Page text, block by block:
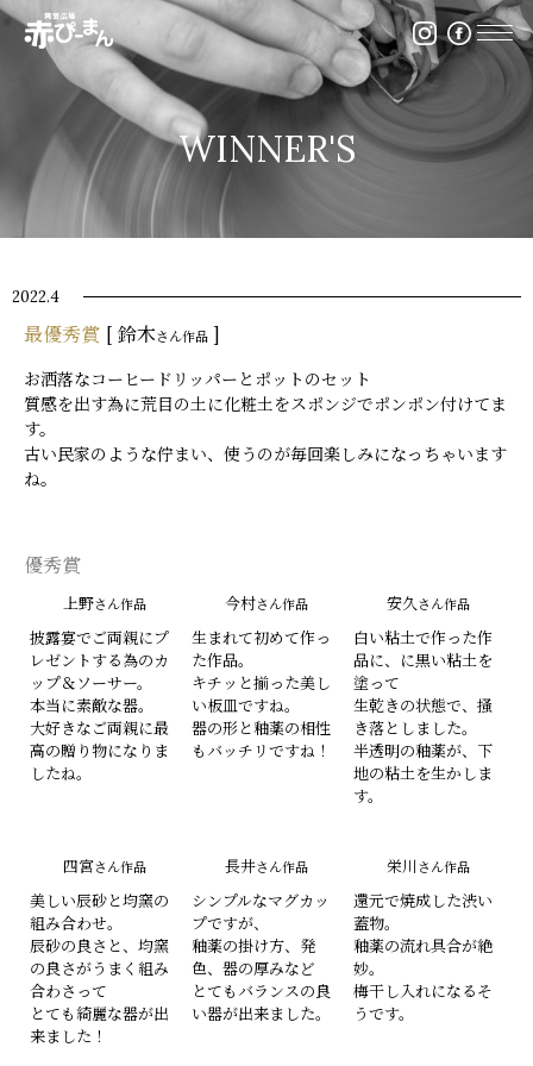
イベント・出張陶芸・体験陶芸は福岡市の陶芸教室赤
WINNER'S
2022.4
最優秀賞 [ 鈴木さん作品 ]
お洒落なコーヒードリッパーとポットのセット
質感を出す為に荒目の土に化粧土をスポンジでポンポン付けてま
す。
古い民家のような佇まい、使うのが毎回楽しみになっちゃいます
ね。
優秀賞
上野さん作品
披露宴でご両親にプ
レゼントする為のカ
ップ＆ソーサー。
本当に素敵な器。
大好きなご両親に最
高の贈り物になりま
したね。
今村さん作品
生まれて初めて作っ
た作品。
キチッと揃った美し
い板皿ですね。
器の形と釉薬の相性
もバッチリですね！
安久さん作品
白い粘土で作った作
品に、に黒い粘土を
塗って
生乾きの状態で、掻
き落としました。
半透明の釉薬が、下
地の粘土を生かしま
す。
四宮さん作品
美しい辰砂と均窯の
組み合わせ。
辰砂の良さと、均窯
の良さがうまく組み
合わさって
とても綺麗な器が出
来ました！
長井さん作品
シンプルなマグカッ
プですが、
釉薬の掛け方、発
色、器の厚みなど
とてもバランスの良
い器が出来ました。
栄川さん作品
還元で焼成した渋い
蓋物。
釉薬の流れ具合が絶
妙。
梅干し入れになるそ
うです。